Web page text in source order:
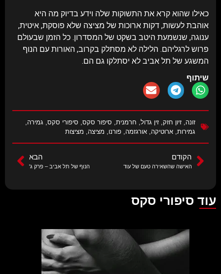
כאילו שהוא קרא את התשוקות שלה וידע בדיוק מה היא
אוהבת לעשות, דקות ארוכות של מציצה שלא פוסקת, איטית,
ענוגה, שנשמעת היטב בשקט של המסדרון. כל הזמן שבעולם
פרוש לרגליהם. הלילה לא מסתלק בקרוב, האורות עם הנוף
המשגע של תל אביב לא יסתלקו גם הם.
שיתוף
זונה, זיון חזק, זין גדול, חרמנית, סיפור סקס, סיפורי סקס, גמירה,
גמירות, ארוטיקה, אורגזמה, פורנו, מציצה, מציצות
הקודם
האישה שהשאירה טעם של עוד
הבא
הנוף של תל אביב – פרק ג'
עוד סיפורי סקס